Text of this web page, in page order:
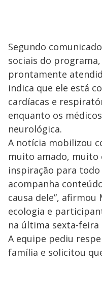
Segundo
sociais do
prontamente
indica que ele está
cardíacas e
enquanto os
neurológica.
A notícia mobilizou
muito amado, muito
inspiração para
acompanha
causa dele”,
ecologia e
na última sexta-feira
A equipe pediu
família e solicitou